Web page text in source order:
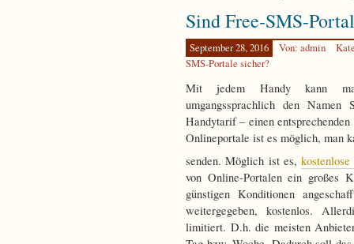
Sind Free-SMS-
September 28, 2016 Von: admin
SMS-Portale sicher?
Mit jedem Handy kann
umgangssprachlich den
Handytarif – einen
Onlineportale ist es möglich, man
senden. Möglich ist es,
von Online-Portalen ein großes
günstigen Konditionen
weitergegeben, kostenlos.
limitiert. D.h. die meisten